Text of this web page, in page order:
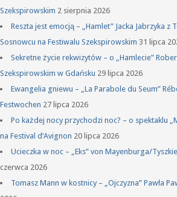
Szekspirowskim 2 sierpnia 2026
Reszta jest emocją – „Hamlet” Jacka Jabrzyka z
Sosnowcu na Festiwalu Szekspirowskim 31 lipca
Sekretne życie rekwizytów – o „Hamlecie”
Szekspirowskim w Gdańsku 29 lipca 2026
Ewangelia gniewu – „La Parabole du Seum”
Festwochen 27 lipca 2026
Po każdej nocy przychodzi noc? – o spektaklu
na Festival d’Avignon 20 lipca 2026
Ucieczka w noc – „Eks” von Mayenburga/
czerwca 2026
Tomasz Mann w kostnicy – „Ojczyzna” Pawła